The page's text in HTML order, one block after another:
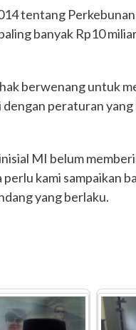
tentang
banyak Rp10
berwenang untuk
dengan peraturan
MI belum
kami sampaikan
yang berlaku.